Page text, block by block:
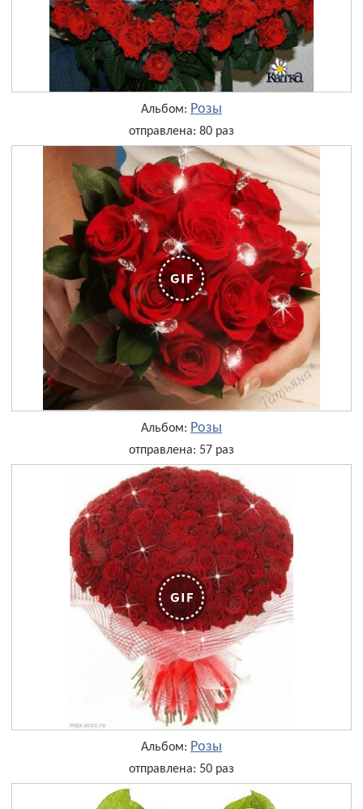
Альбом: Розы
отправлена: 80 раз
Альбом: Розы
отправлена: 57 раз
Альбом: Розы
отправлена: 50 раз